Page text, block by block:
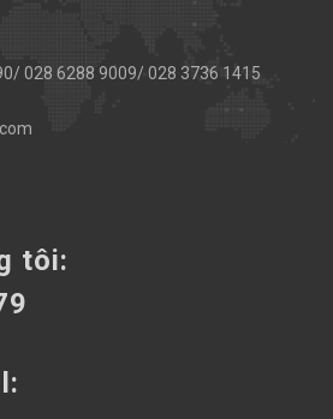
028 6288 9009/ 028 3736 1415
tôi: